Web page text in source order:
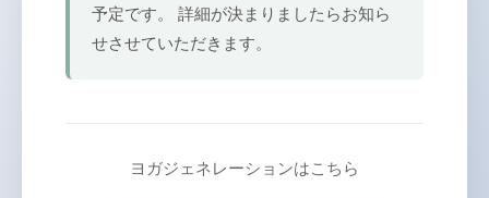
予定です。 詳細が決まりましたらお知ら
せさせていただきます。
ヨガジェネレーションはこちら